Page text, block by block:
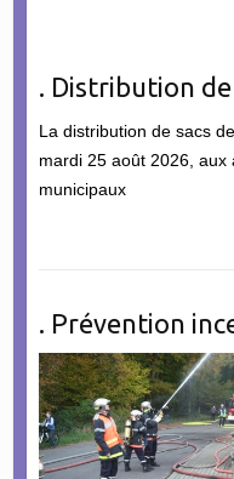
. Distribution
La distribution de sacs
mardi 25 août 2026, aux
municipaux
. Prévention